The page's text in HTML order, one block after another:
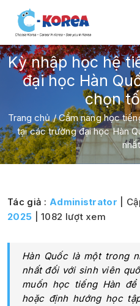
Kỳ nhập học hệ
đại học Hàn
chọn
Trang chủ/Cẩm nang học
tại các trường đại học Hàn
Tác giả : Administrator |
2025 | 1082 lượt xem
Hàn Quốc là một trong
nhất đối với sinh viên
muốn học tiếng Hàn
hoặc định hướng học